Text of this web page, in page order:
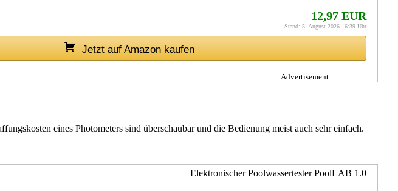
12,97 EUR
Stand: 5. August 2026 16:39 Uhr
Jetzt auf Amazon kaufen
Advertisement
eines Photometers sind überschaubar und die Bedienung meist auch sehr einfach.
Elektronischer Poolwassertester PoolLAB 1.0